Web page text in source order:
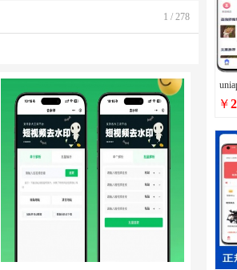
1 / 278
￥